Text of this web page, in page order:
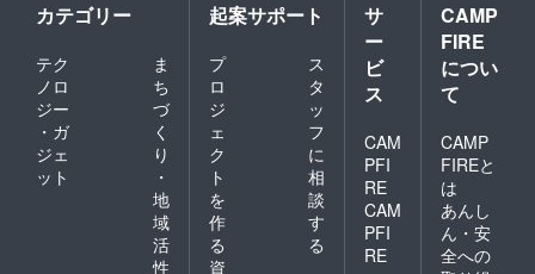
カテゴリー
テク
ノロ
ジー
・ガ
ジェ
ット
ま
ち
づ
く
り
・
地
域
活
性
起案サポート
プ
ロ
ジ
ェ
ク
ト
を
作
る
ス
タ
ッ
フ
に
相
談
す
る
資
サ
ー
ビ
ス
CAM
PFI
RE
CAM
PFI
RE
CAMP
FIRE
につい
て
CAMP
FIREと
は
あんし
ん・安
全への